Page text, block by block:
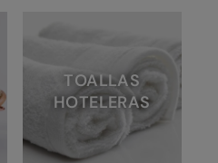
TOALLAS
HOTELERAS